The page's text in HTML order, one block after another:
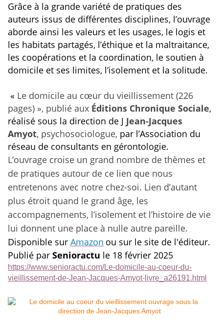
Grâce à la grande variété de pratiques des
auteurs issus de différentes disciplines, l’ouvrage
aborde ainsi les valeurs et les usages, le logis et
les habitats partagés, l’éthique et la maltraitance,
les coopérations et la coordination, le soutien à
domicile et ses limites, l’isolement et la solitude.
« Le domicile au cœur du vieillissement (226
pages) », publié aux Éditions Chronique Sociale,
réalisé sous la direction de J Jean-Jacques
Amyot, psychosociologue, par l’Association du
réseau de consultants en gérontologie.
L’ouvrage croise un grand nombre de thèmes et
de pratiques autour de ce lien que nous
entretenons avec notre chez-soi. Lien d’autant
plus étroit quand le grand âge, les
accompagnements, l’isolement et l’histoire de vie
lui donnent une place à nulle autre pareille.
Disponible sur Amazon ou sur le site de l'éditeur.
Publié par Senioractu le 18 février 2025
https://www.senioractu.com/Le-domicile-au-coeur-du-
vieillissement-de-Jean-Jacques-Amyot-livre_a26191.html